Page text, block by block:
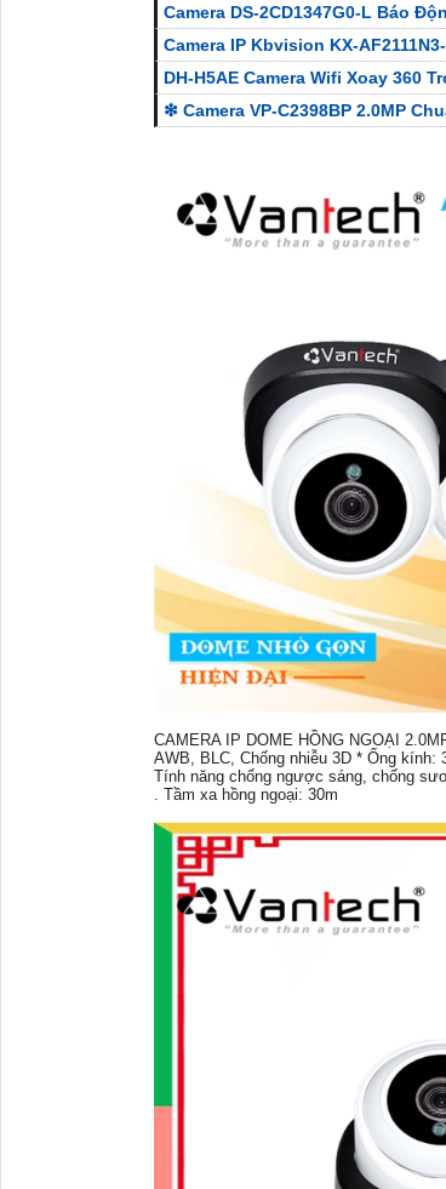
Camera DS-2CD1347G0-L Báo
Camera IP Kbvision KX-
DH-H5AE Camera Wifi Xoay 360
❇ Camera VP-C2398BP 2.0MP
CAMERA IP DOME HỒNG NGOẠI
AWB, BLC, Chống nhiễu 3D * Ống
Tính năng chống ngược sáng, chống
. Tầm xa hồng ngoại: 30m